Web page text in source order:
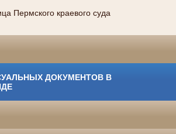
Пермского краевого суда
ДОКУМЕНТОВ В